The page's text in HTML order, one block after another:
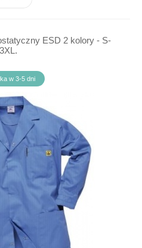
ESD 2 kolory - S-
3XL.
w 3-5 dni